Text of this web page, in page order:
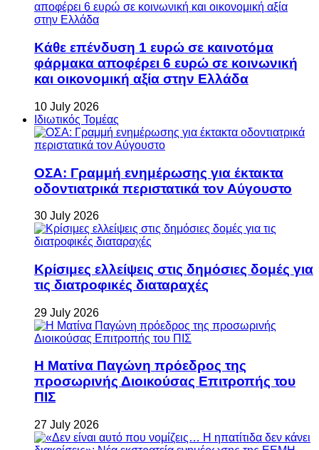
Κάθε επένδυση 1 ευρώ σε καινοτόμα
φάρμακα αποφέρει 6 ευρώ σε κοινωνική
και οικονομική αξία στην Ελλάδα
10 July 2026
Ιδιωτικός Τομέας
ΟΣΑ: Γραμμή ενημέρωσης για έκτακτα
οδοντιατρικά περιστατικά τον Αύγουστο
30 July 2026
Κρίσιμες ελλείψεις στις δημόσιες δομές για
τις διατροφικές διαταραχές
29 July 2026
Η Ματίνα Παγώνη πρόεδρος της
προσωρινής Διοικούσας Επιτροπής του
ΠΙΣ
27 July 2026